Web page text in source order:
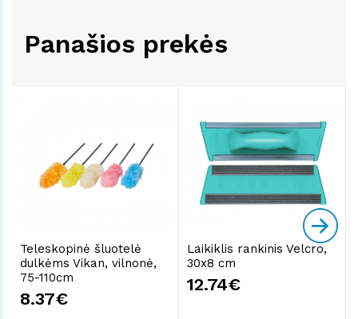
Panašios prekės
Teleskopinė šluotelė
dulkėms Vikan, vilnonė,
75-110cm
8.37€
Laikiklis rankinis Velcro,
30x8 cm
12.74€